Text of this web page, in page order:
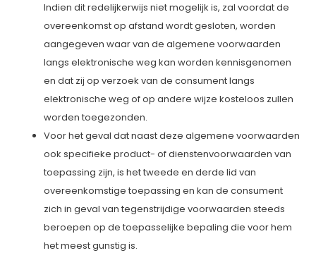
Indien dit redelijkerwijs niet mogelijk is, zal voordat de
overeenkomst op afstand wordt gesloten, worden
aangegeven waar van de algemene voorwaarden
langs elektronische weg kan worden kennisgenomen
en dat zij op verzoek van de consument langs
elektronische weg of op andere wijze kosteloos zullen
worden toegezonden.
Voor het geval dat naast deze algemene voorwaarden
ook specifieke product- of dienstenvoorwaarden van
toepassing zijn, is het tweede en derde lid van
overeenkomstige toepassing en kan de consument
zich in geval van tegenstrijdige voorwaarden steeds
beroepen op de toepasselijke bepaling die voor hem
het meest gunstig is.